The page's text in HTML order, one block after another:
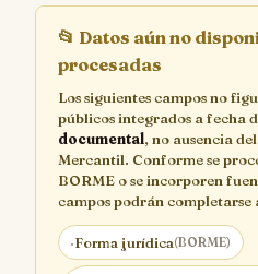
📂 Datos aún no
procesadas
Los siguientes campos no
públicos integrados a fecha
documental, no ausencia
Mercantil. Conforme se
BORME o se incorporen
campos podrán
·Forma jurídica(BORME)